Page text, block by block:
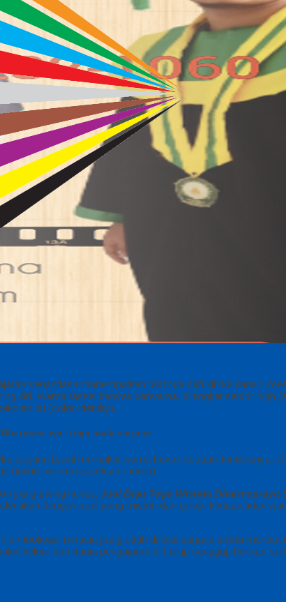
senantiasa menempatkan tali toga dari kiri ke kanan,
kiri. Warna tassel banyak berwarna, di tingkat senior high
itu (color identity).
Dharmasraya | toga anak-sarjana
sarjana bakal memakai warna tassel sesuai identitasnya.
hukum warna tasselnya merah).
yang paling kental, Jual Baju Toga Wisuda Dharmasraya
dengan soal yang misteri dan gelap, kenapa tidak
rahasia yang udah di lalui sarjana waktu mereka
keluar dari dunia pengajaran di harap sanggup berikan